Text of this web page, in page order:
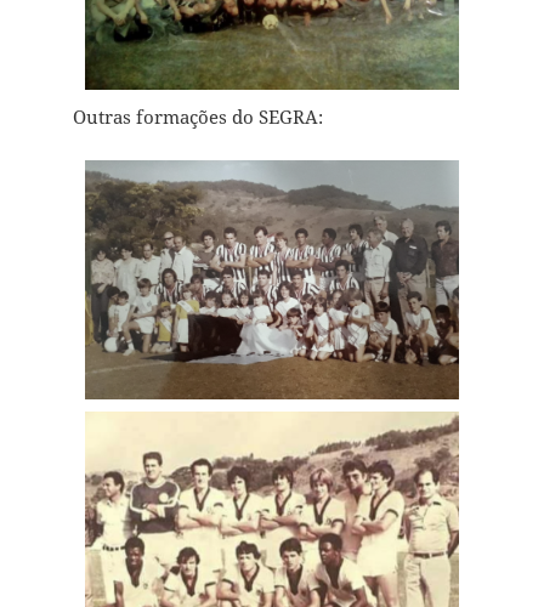
Outras formações do SEGRA: